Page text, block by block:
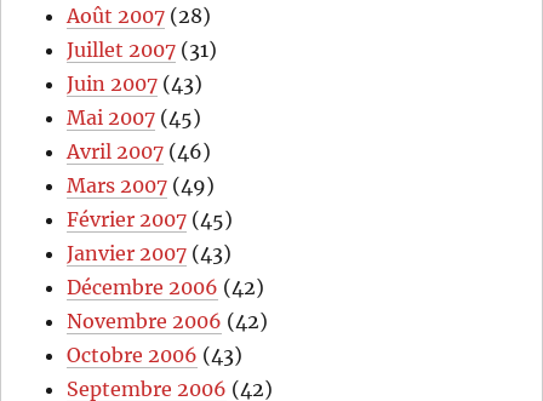
Août 2007 (28)
Juillet 2007 (31)
Juin 2007 (43)
Mai 2007 (45)
Avril 2007 (46)
Mars 2007 (49)
Février 2007 (45)
Janvier 2007 (43)
Décembre 2006 (42)
Novembre 2006 (42)
Octobre 2006 (43)
Septembre 2006 (42)